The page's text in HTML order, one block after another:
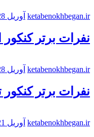
ketabenokhbegan.ir آوریل 28, 2021
نفرات برتر
ketabenokhbegan.ir آوریل 28, 2021
نفرات برتر
ketabenokhbegan.ir آوریل 21, 2021